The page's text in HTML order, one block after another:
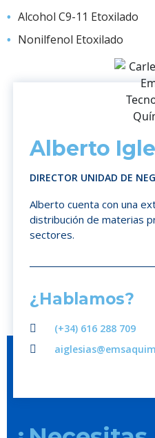
Alcohol C9-11 Etoxilado
Nonilfenol Etoxilado
Alberto
DIRECTOR UNIDAD DE
Alberto cuenta con una
distribución de materias
sectores.
¿Hablamos?
(+34) 616 288 709